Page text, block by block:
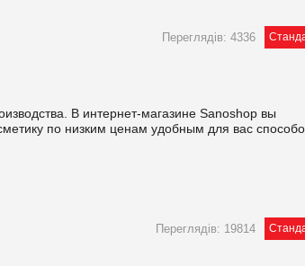
Переглядів: 4336
В интернет-магазине Sanoshop вы
по низким ценам удобным для вас
Переглядів: 19814